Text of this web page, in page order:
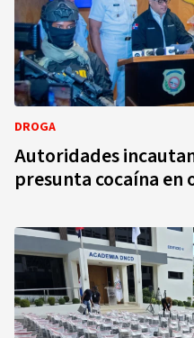
DROGA
Autoridades
presunta cocaína en